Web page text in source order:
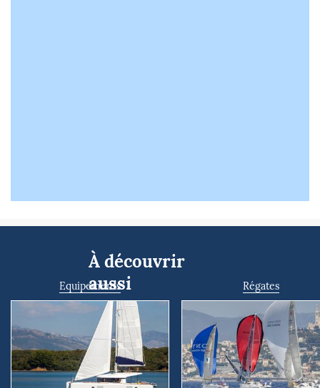
À découvrir
aussi
Equipements Régates